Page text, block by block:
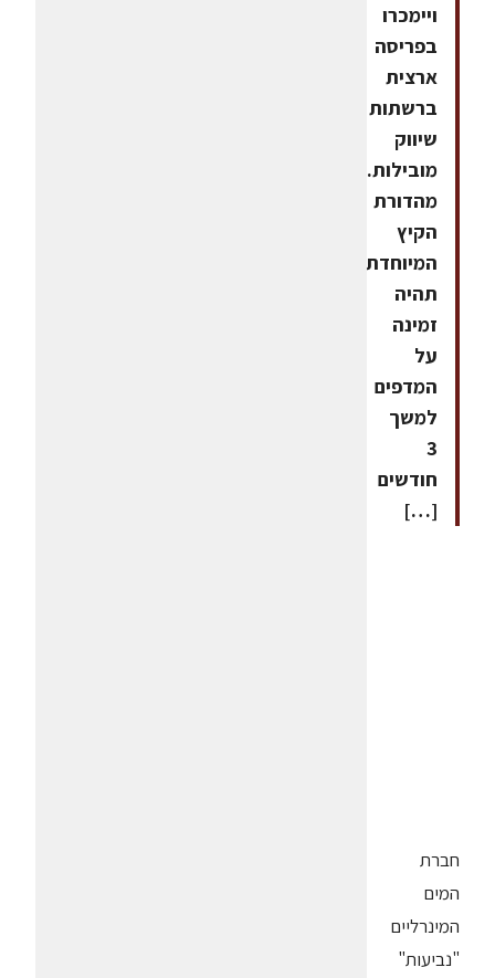
ויימכרו
בפריסה
ארצית
ברשתות
שיווק
מובילות.
מהדורת
הקיץ
המיוחדת
תהיה
זמינה
על
המדפים
למשך
3
חודשים
[…]
חברת
המים
המינרליים
"נביעות"